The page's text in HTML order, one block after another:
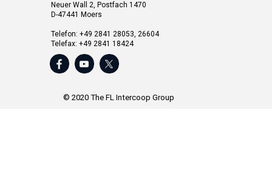
Neuer Wall 2, Postfach 1470
D-47441 Moers
Telefon: +49 2841 28053, 26604
Telefax: +49 2841 18424
info@fl-intercoop.de
http://www.translation.nrw
http://www.translation.sc
© 2020 The FL Intercoop Group